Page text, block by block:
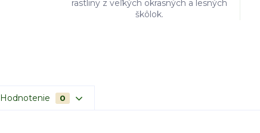
rastliny z veľkých okrasných a lesných
škôlok.
Hodnotenie 0